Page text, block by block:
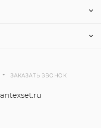
ЗАКАЗАТЬ ЗВОНОК